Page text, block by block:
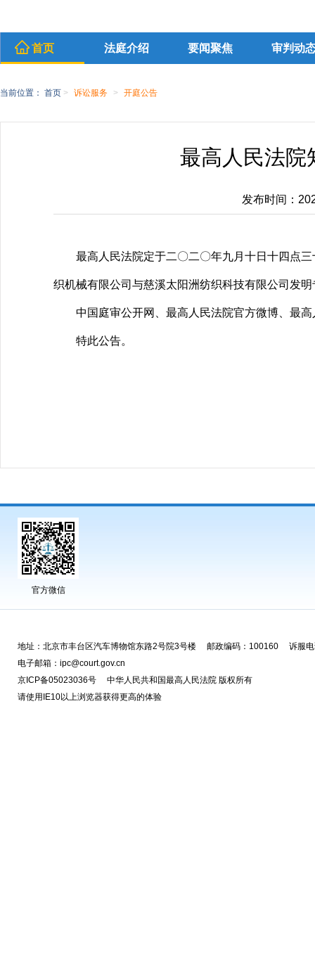
首页 法庭介绍 要闻聚焦 审判动
当前位置： 首页 > 诉讼服务 > 开庭公告
最高人民法院
发布时间：
最高人民法院定于二〇二〇年九月十日十四点
织机械有限公司与慈溪太阳洲纺织科技有限公司发
中国庭审公开网、最高人民法院官方微博、最高
特此公告。
官方微信
地址：北京市丰台区汽车博物馆东路2号院3号楼 邮政编码：100160 诉服
电子邮箱：ipc@court.gov.cn
京ICP备05023036号 中华人民共和国最高人民法院 版权所有
请使用IE10以上浏览器获得更高的体验